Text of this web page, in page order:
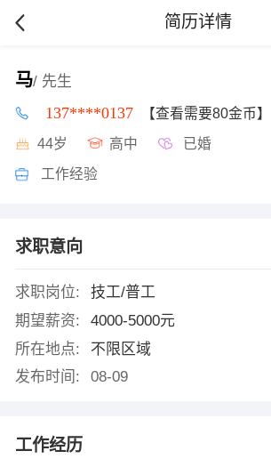
简历详情
马/ 先生
137****0137 【查看需要80金币】
44岁 高中 已婚
工作经验
求职意向
求职岗位:
技工/普工
期望薪资:
4000-5000元
所在地点:
不限区域
发布时间:
08-09
工作经历